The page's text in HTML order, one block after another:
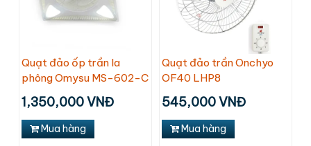
Quạt đảo ốp trần la
phông Omysu MS-602-C
1,350,000 VNĐ
Mua hàng
Quạt đảo trần Onchyo
OF40 LHP8
545,000 VNĐ
Mua hàng